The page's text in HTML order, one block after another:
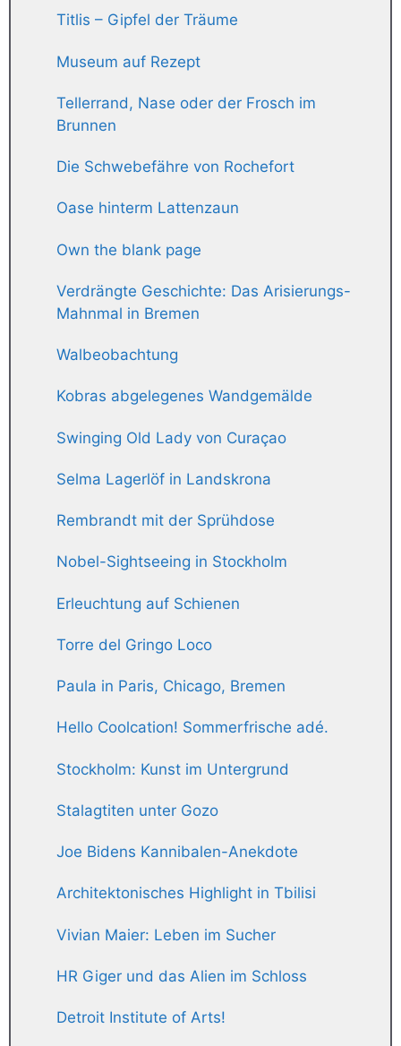
Titlis – Gipfel der Träume
Museum auf Rezept
Tellerrand, Nase oder der Frosch im
Brunnen
Die Schwebefähre von Rochefort
Oase hinterm Lattenzaun
Own the blank page
Verdrängte Geschichte: Das Arisierungs-
Mahnmal in Bremen
Walbeobachtung
Kobras abgelegenes Wandgemälde
Swinging Old Lady von Curaçao
Selma Lagerlöf in Landskrona
Rembrandt mit der Sprühdose
Nobel-Sightseeing in Stockholm
Erleuchtung auf Schienen
Torre del Gringo Loco
Paula in Paris, Chicago, Bremen
Hello Coolcation! Sommerfrische adé.
Stockholm: Kunst im Untergrund
Stalagtiten unter Gozo
Joe Bidens Kannibalen-Anekdote
Architektonisches Highlight in Tbilisi
Vivian Maier: Leben im Sucher
HR Giger und das Alien im Schloss
Detroit Institute of Arts!